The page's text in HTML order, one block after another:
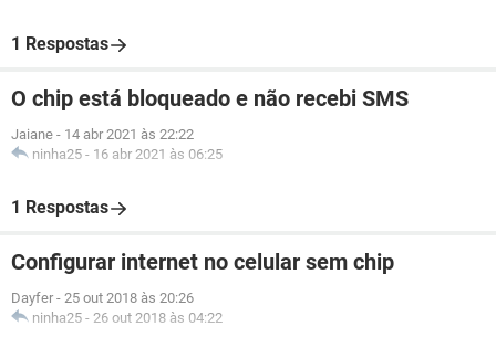
1 Respostas
O chip está bloqueado e não recebi SMS
Jaiane - 14 abr 2021 às 22:22
ninha25 - 16 abr 2021 às 06:25
1 Respostas
Configurar internet no celular sem chip
Dayfer - 25 out 2018 às 20:26
ninha25 - 26 out 2018 às 04:22